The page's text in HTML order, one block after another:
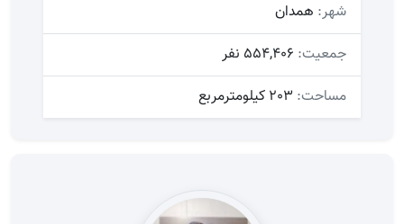
شهر: همدان
جمعیت:
مساحت: